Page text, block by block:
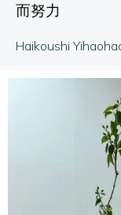
而努力
Haikoushi